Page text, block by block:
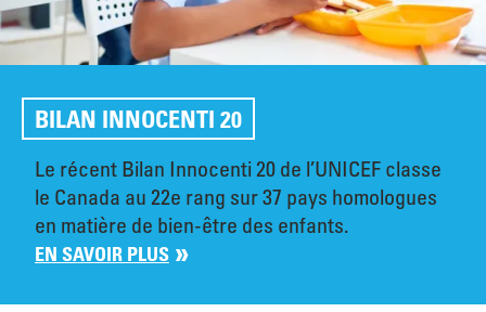
BILAN INNOCENTI 20
Le récent Bilan Innocenti 20 de l’UNICEF classe
le Canada au 22e rang sur 37 pays homologues
en matière de bien-être des enfants.
EN SAVOIR PLUS